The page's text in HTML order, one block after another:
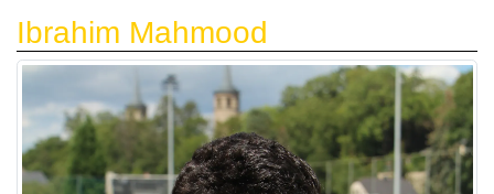
Ibrahim Mahmood